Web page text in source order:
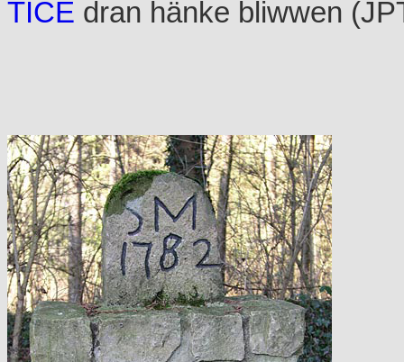
TICE dran hänke bliwwen